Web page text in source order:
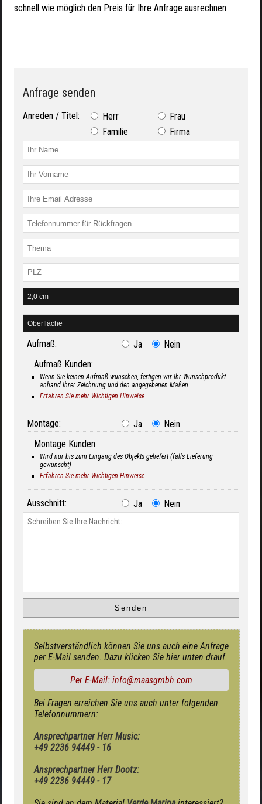
schnell wie möglich den Preis für Ihre Anfrage ausrechnen.
Anfrage senden
Anreden / Titel: Herr
Frau
Familie
Firma
Aufmaß: Ja
Nein
Aufmaß Kunden:
Wenn Sie keinen Aufmaß wünschen, fertigen wir Ihr Wunschprodukt
anhand Ihrer Zeichnung und den angegebenen Maßen.
Erfahren Sie mehr Wichtigen Hinweise
Montage: Ja
Nein
Montage Kunden:
Wird nur bis zum Eingang des Objekts geliefert (falls Lieferung
gewünscht)
Erfahren Sie mehr Wichtigen Hinweise
Ausschnitt: Ja Nein
Selbstverständlich können Sie uns auch eine Anfrage
per E-Mail senden. Dazu klicken Sie hier unten drauf.
Per E-Mail: info@maasgmbh.com
Bei Fragen erreichen Sie uns auch unter folgenden
Telefonnummern:
Ansprechpartner Herr Music:
+49 2236 94449 - 16
Ansprechpartner Herr Dootz:
+49 2236 94449 - 17